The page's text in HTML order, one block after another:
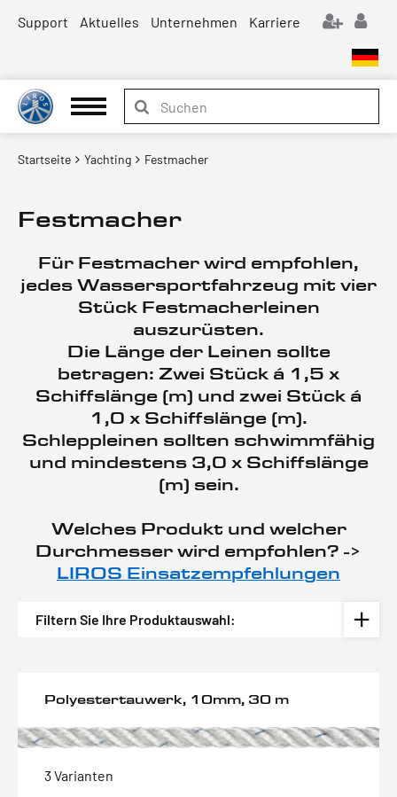
Support Aktuelles Unternehmen Karriere
Startseite Yachting Festmacher
Festmacher
Für Festmacher wird empfohlen,
jedes Wassersportfahrzeug mit vier
Stück Festmacherleinen
auszurüsten.
Die Länge der Leinen sollte
betragen: Zwei Stück á 1,5 x
Schiffslänge (m) und zwei Stück á
1,0 x Schiffslänge (m).
Schleppleinen sollten schwimmfähig
und mindestens 3,0 x Schiffslänge
(m) sein.
Welches Produkt und welcher
Durchmesser wird empfohlen? ->
LIROS Einsatzempfehlungen
Filtern Sie Ihre Produktauswahl:
Polyestertauwerk, 10mm, 30 m
3 Varianten